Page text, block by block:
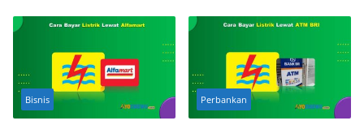
Bisnis Perbankan